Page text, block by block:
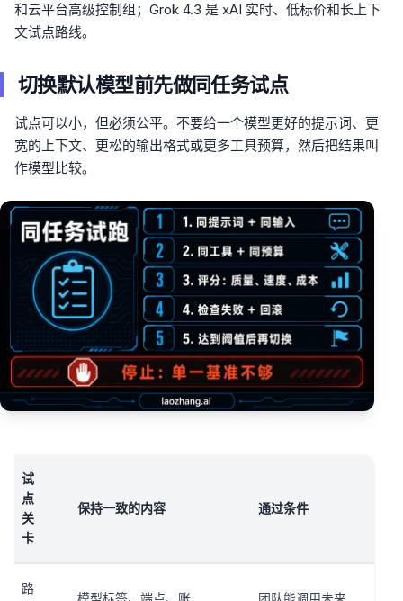
和云平台高级控制组；Grok 4.3 是 xAI 实时、低标价和长上下
文试点路线。
切换默认模型前先做同任务试点
试点可以小，但必须公平。不要给一个模型更好的提示词、更
宽的上下文、更松的输出格式或更多工具预算，然后把结果叫
作模型比较。
试
点
关
卡
保持一致的内容 通过条件
路